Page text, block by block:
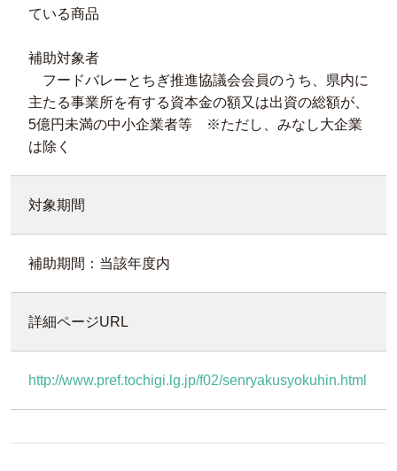
ている商品
補助対象者
フードバレーとちぎ推進協議会会員のうち、県内に
主たる事業所を有する資本金の額又は出資の総額が、
5億円未満の中小企業者等 ※ただし、みなし大企業
は除く
対象期間
補助期間：当該年度内
詳細ページURL
http://www.pref.tochigi.lg.jp/f02/senryakusyokuhin.html